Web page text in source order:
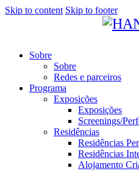
Skip to content Skip to footer
Sobre
Sobre
Redes e parceiros
Programa
Exposições
Exposições
Screenings/
Residências
Residências
Residências
Alojamento